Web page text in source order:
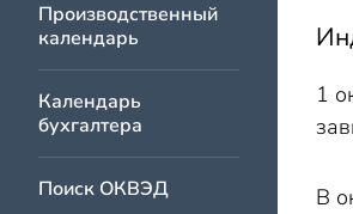
Производственный
календарь
Календарь
бухгалтера
Поиск ОКВЭД
1
В